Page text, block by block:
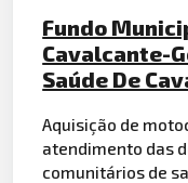
Fundo
Cavalcante-
Saúde De
Aquisição de
atendimento das
comunitários de